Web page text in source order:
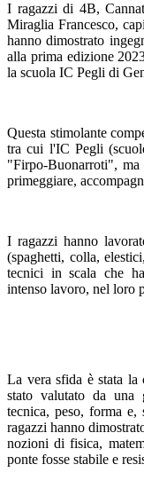
I ragazzi di 4B,
Miraglia Francesco,
hanno dimostrato
alla prima edizione
la scuola IC Pegli di
Questa stimolante
tra cui l'IC Pegli
"Firpo-Buonarroti", ma
primeggiare,
I ragazzi hanno
(spaghetti, colla,
tecnici in scala che
intenso lavoro, nel loro
La vera sfida è stata la
stato valutato da una
tecnica, peso, forma
ragazzi hanno
nozioni di fisica,
ponte fosse stabile e